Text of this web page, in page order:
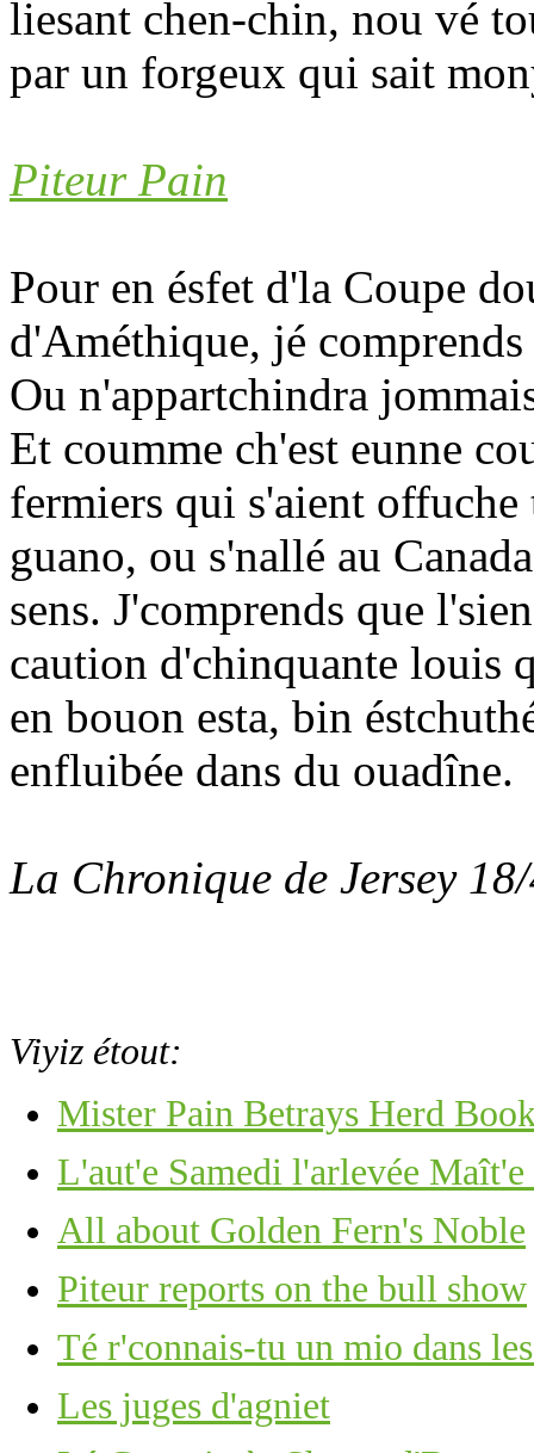
liesant chen-chin, nou vé
par un forgeux qui sait
Piteur Pain
Pour en ésfet d'la Coupe
d'Améthique, jé
Ou n'appartchindra
Et coumme ch'est eunne
fermiers qui s'aient
guano, ou s'nallé au
sens. J'comprends que
caution d'chinquante louis
en bouon esta, bin
enfluibée dans du ouadîne.
La Chronique de Jersey
Viyiz étout:
Mister Pain Betrays Herd
L'aut'e Samedi l'arlevée
All about Golden Fern's Noble
Piteur reports on the bull show
Té r'connais-tu un mio dans
Les juges d'agniet